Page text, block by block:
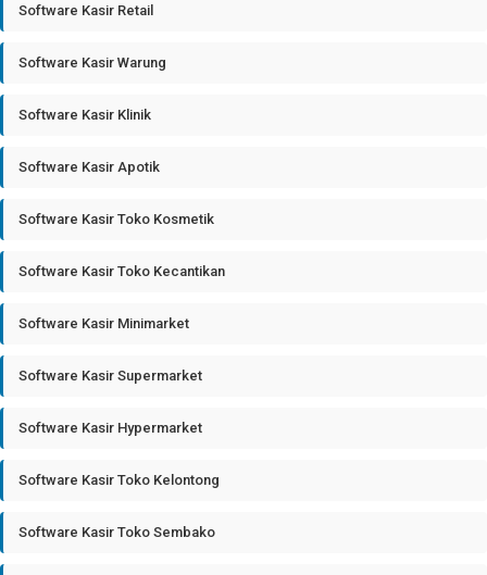
Software Kasir Retail
Software Kasir Warung
Software Kasir Klinik
Software Kasir Apotik
Software Kasir Toko Kosmetik
Software Kasir Toko Kecantikan
Software Kasir Minimarket
Software Kasir Supermarket
Software Kasir Hypermarket
Software Kasir Toko Kelontong
Software Kasir Toko Sembako